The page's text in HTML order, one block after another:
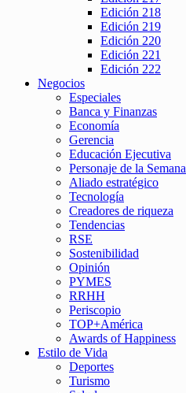
Edición 218
Edición 219
Edición 220
Edición 221
Edición 222
Negocios
Especiales
Banca y Finanzas
Economía
Gerencia
Educación Ejecutiva
Personaje de la Semana
Aliado estratégico
Tecnología
Creadores de riqueza
Tendencias
RSE
Sostenibilidad
Opinión
PYMES
RRHH
Periscopio
TOP+América
Awards of Happiness
Estilo de Vida
Deportes
Turismo